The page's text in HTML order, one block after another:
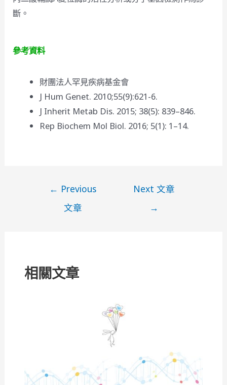
斷。
參考資料
財團法人罕見疾病基金會
J Hum Genet. 2010;55(9):621-6.
J Inherit Metab Dis. 2015; 38(5): 839–846.
Rep Biochem Mol Biol. 2016; 5(1): 1–14.
← Previous
文章
Next 文章
→
相關文章